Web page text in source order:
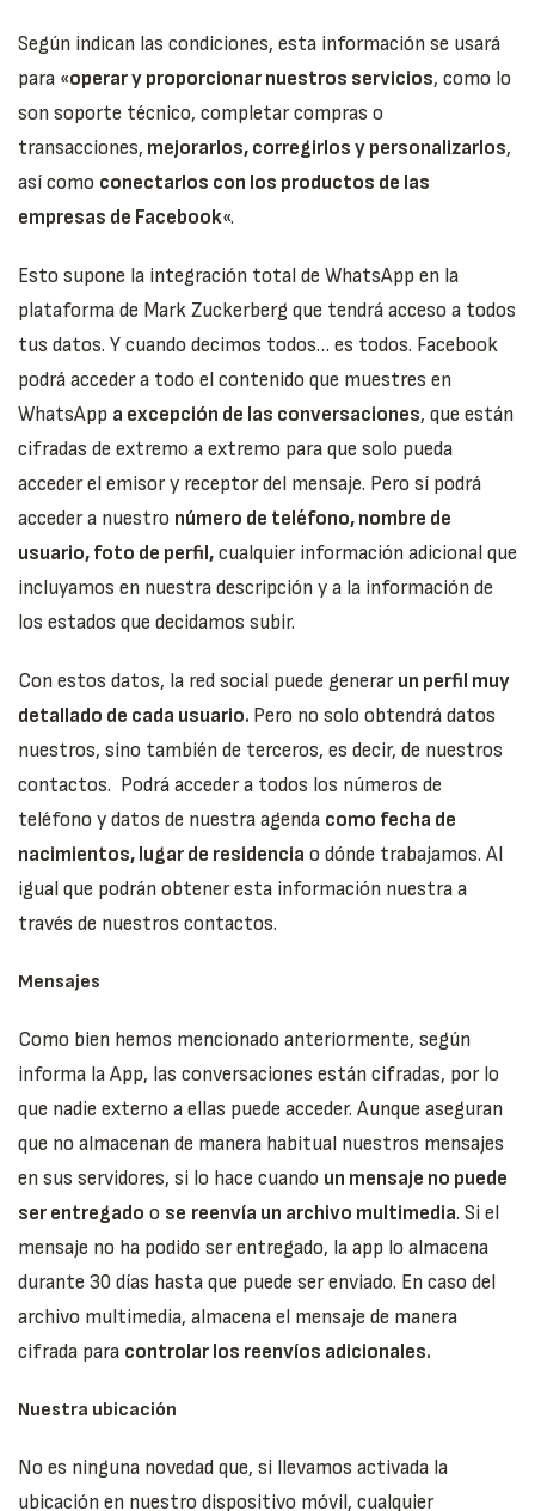
Según indican las condiciones, esta información se usará
para «operar y proporcionar nuestros servicios, como lo
son soporte técnico, completar compras o
transacciones, mejorarlos, corregirlos y personalizarlos,
así como conectarlos con los productos de las
empresas de Facebook«.
Esto supone la integración total de WhatsApp en la
plataforma de Mark Zuckerberg que tendrá acceso a todos
tus datos. Y cuando decimos todos… es todos. Facebook
podrá acceder a todo el contenido que muestres en
WhatsApp a excepción de las conversaciones, que están
cifradas de extremo a extremo para que solo pueda
acceder el emisor y receptor del mensaje. Pero sí podrá
acceder a nuestro número de teléfono, nombre de
usuario, foto de perfil, cualquier información adicional que
incluyamos en nuestra descripción y a la información de
los estados que decidamos subir.
Con estos datos, la red social puede generar un perfil muy
detallado de cada usuario. Pero no solo obtendrá datos
nuestros, sino también de terceros, es decir, de nuestros
contactos. Podrá acceder a todos los números de
teléfono y datos de nuestra agenda como fecha de
nacimientos, lugar de residencia o dónde trabajamos. Al
igual que podrán obtener esta información nuestra a
través de nuestros contactos.
Mensajes
Como bien hemos mencionado anteriormente, según
informa la App, las conversaciones están cifradas, por lo
que nadie externo a ellas puede acceder. Aunque aseguran
que no almacenan de manera habitual nuestros mensajes
en sus servidores, si lo hace cuando un mensaje no puede
ser entregado o se reenvía un archivo multimedia. Si el
mensaje no ha podido ser entregado, la app lo almacena
durante 30 días hasta que puede ser enviado. En caso del
archivo multimedia, almacena el mensaje de manera
cifrada para controlar los reenvíos adicionales.
Nuestra ubicación
No es ninguna novedad que, si llevamos activada la
ubicación en nuestro dispositivo móvil, cualquier